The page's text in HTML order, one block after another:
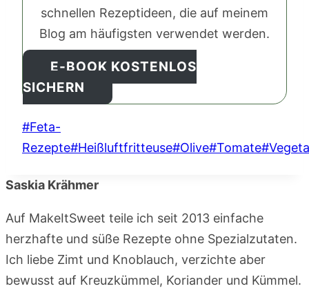
schnellen Rezeptideen, die auf meinem
Blog am häufigsten verwendet werden.
E-BOOK KOSTENLOS
SICHERN
Schlagworte:
#Feta-
Rezepte#Heißluftfritteuse#Olive#Tomate#
Saskia Krähmer
Auf MakeItSweet teile ich seit 2013 einfache
herzhafte und süße Rezepte ohne Spezialzutaten.
Ich liebe Zimt und Knoblauch, verzichte aber
bewusst auf Kreuzkümmel, Koriander und Kümmel.